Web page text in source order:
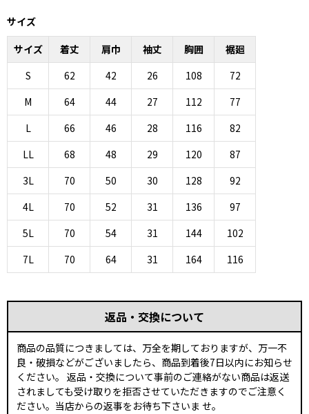
サイズ
サイズ
着丈 肩巾 袖丈 胸囲
裾廻
S
62 42 26 108
72
M
64 44 27 112
77
L
66 46 28 116
82
LL
68 48 29 120
87
3L
70 50 30 128
92
4L
70 52 31 136
97
5L
70 54 31 144
102
7L
70 64 31 164 116
返品・交換について
商品の品質につきましては、万全を期しておりますが、万一不
良・破損などがございましたら、商品到着後7日以内にお知らせ
ください。 返品・交換について事前のご連絡がない商品は返送
されましても受け取りを拒否させていただきますのでご注意く
ださい。当店からの返事をお待ち下さいま せ。